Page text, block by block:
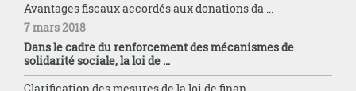
Avantages fiscaux accordés aux donations da ...
7 mars 2018
Dans le cadre du renforcement des mécanismes de
solidarité sociale, la loi de ...